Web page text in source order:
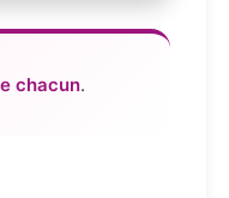
chacun.